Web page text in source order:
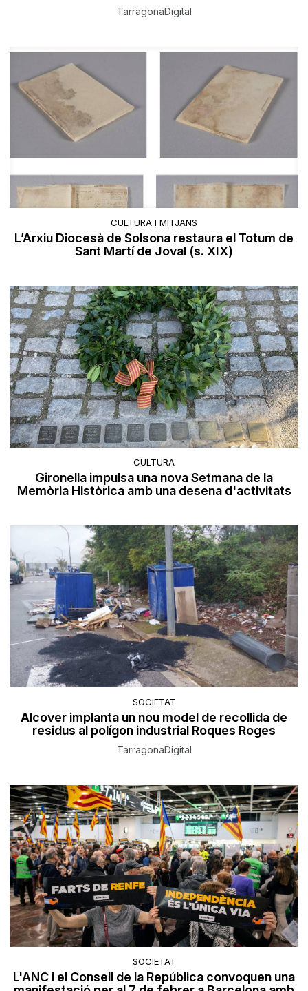
TarragonaDigital
CULTURA I MITJANS
L’Arxiu Diocesà de Solsona restaura el Totum de
Sant Martí de Joval (s. XIX)
CULTURA
Gironella impulsa una nova Setmana de la
Memòria Històrica amb una desena d'activitats
SOCIETAT
Alcover implanta un nou model de recollida de
residus al polígon industrial Roques Roges
TarragonaDigital
SOCIETAT
L'ANC i el Consell de la República convoquen una